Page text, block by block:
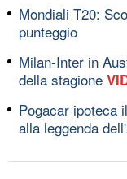
Mondiali T20:
punteggio
Milan-Inter in
della stagione
Pogacar ipoteca
alla leggenda